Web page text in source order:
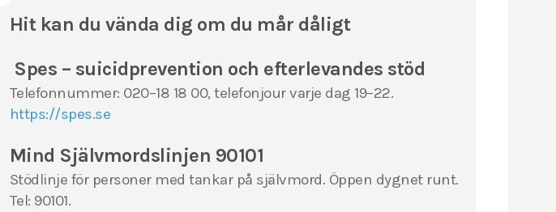
Hit kan du vända dig om du mår dåligt
Spes – suicidprevention och efterlevandes stöd
Telefonnummer: 020–18 18 00, telefonjour varje dag 19–22.
https://spes.se
Mind Självmordslinjen 90101
Stödlinje för personer med tankar på självmord. Öppen dygnet runt.
Tel: 90101.